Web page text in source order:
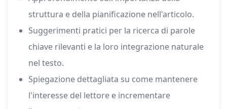
struttura e della pianificazione nell'articolo.
Suggerimenti pratici per la ricerca di parole
chiave rilevanti e la loro integrazione naturale
nel testo.
Spiegazione dettagliata su come mantenere
l'interesse del lettore e incrementare